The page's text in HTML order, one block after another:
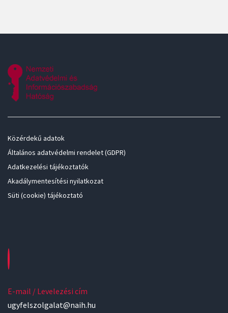
Közérdekű adatok
Általános adatvédelmi rendelet (GDPR)
Adatkezelési tájékoztatók
Akadálymentesítési nyilatkozat
Süti (cookie) tájékoztató
E-mail / Levelezési cím
ugyfelszolgalat@naih.hu